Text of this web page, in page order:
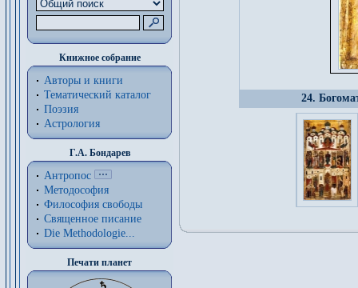
Книжное собрание
Авторы и книги
Тематический каталог
Поэзия
Астрология
Г.А. Бондарев
Антропос
Методософия
Философия cвободы
Священное писание
Die Methodologie...
Печати планет
24.